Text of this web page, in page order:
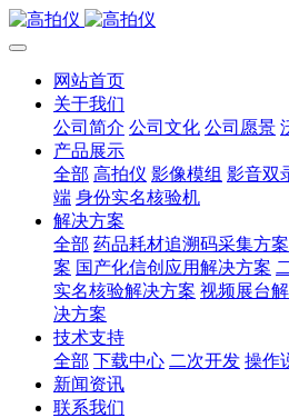
网站首页
关于我们
公司简介 公司文化 公司愿景
产品展示
全部 高拍仪 影像模组 影音双
端 身份实名核验机
解决方案
全部 药品耗材追溯码采集方案
案 国产化信创应用解决方案
实名核验解决方案 视频展台
决方案
技术支持
全部 下载中心 二次开发 操作
新闻资讯
联系我们